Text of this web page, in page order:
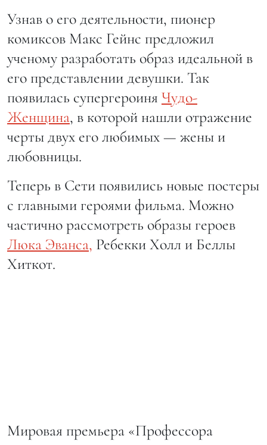
Узнав о его деятельности, пионер
комиксов Макс Гейнс предложил
ученому разработать образ идеальной в
его представлении девушки. Так
появилась супергероиня Чудо-
Женщина, в которой нашли отражение
черты двух его любимых — жены и
любовницы.
Теперь в Сети появились новые постеры
с главными героями фильма. Можно
частично рассмотреть образы героев
Люка Эванса, Ребекки Холл и Беллы
Хиткот.
Мировая премьера «Профессора